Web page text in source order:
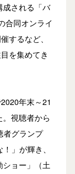
成される「バ
合同オンライ
するなど、
を集めてき
年末～21
視聴者から
者グランプ
」が輝き、
ョー」（土